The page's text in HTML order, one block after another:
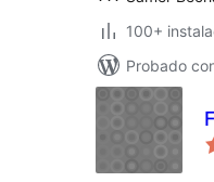
100+
Probado